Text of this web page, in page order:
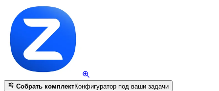
Собрать комплектКонфигуратор под ваши задачи